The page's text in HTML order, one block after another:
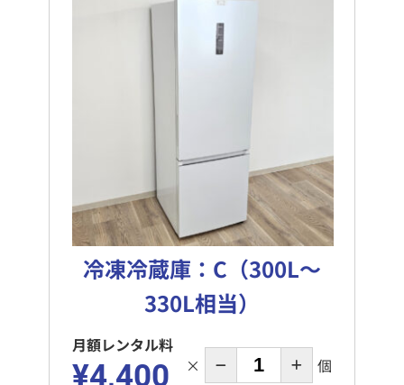
冷凍冷蔵庫：C（300L～
330L相当）
月額レンタル料
¥4,400 × 個